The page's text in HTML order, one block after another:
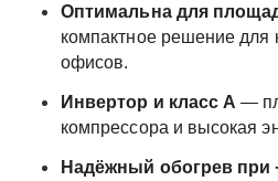
Оптимальна для
компактное решение для
офисов.
Инвертор и класс A —
компрессора и высокая
Надёжный обогрев при